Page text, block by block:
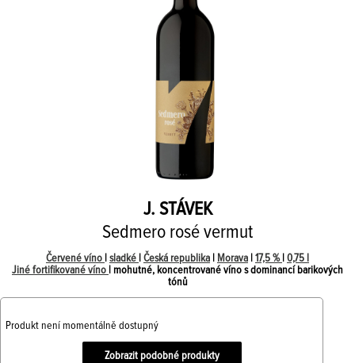
J. STÁVEK
Sedmero rosé vermut
Červené víno sladké Česká republika Morava 17,5 % 0,75 l
Jiné fortifikované víno
| mohutné, koncentrované víno s dominancí barikových
tónů
Produkt není momentálně dostupný
Zobrazit podobné produkty